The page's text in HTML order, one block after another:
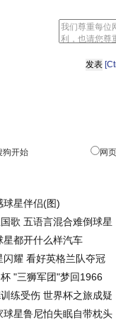
狗开始 网页
球星伴侣(图)
歌 五语言混合难倒球星
都开什么样汽车
耀 看好英格兰队夺冠
"三狮军团"梦回1966
练受伤 世界杯之旅成疑
星鲁尼怕失眠自带枕头